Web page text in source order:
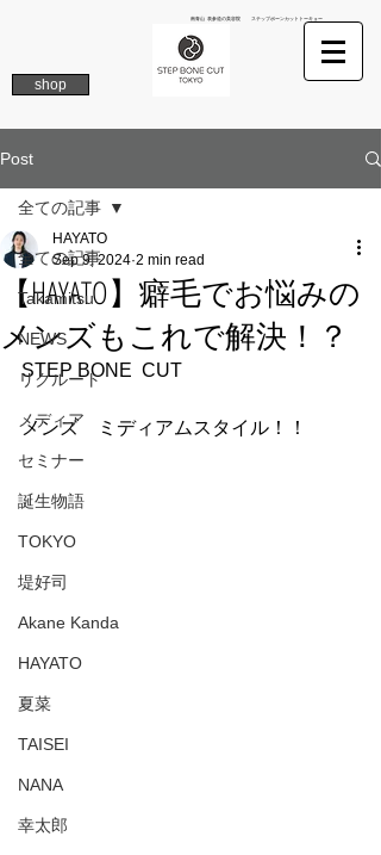
南青山 表参道の美容院 ステップボーンカットトーキョー
shop
Post
全ての記事
Takamitsu
NEWS
リクルート
メディア
セミナー
誕生物語
TOKYO
堤好司
Akane Kanda
HAYATO
夏菜
TAISEI
NANA
幸太郎
全ての記事
【HAYATO】癖毛でお悩みの
メンズもこれで解決！？
HAYATO
Sep 9, 2024 2 min read
STEP BONE  CUT
メンズ　ミディアムスタイル！！